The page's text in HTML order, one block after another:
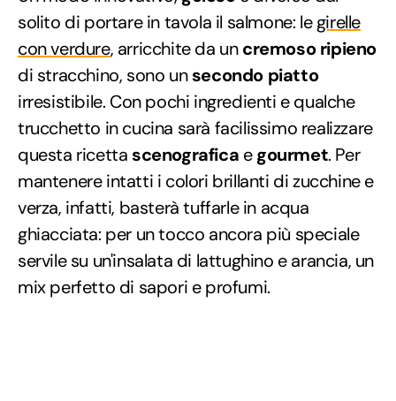
solito di portare in tavola il salmone: legirelle
con verdure, arricchite da uncremoso ripieno
di stracchino, sono unsecondo piatto
irresistibile. Con pochi ingredienti e qualche
trucchetto in cucina sarà facilissimo realizzare
questa ricetta scenografica egourmet. Per
mantenere intatti i colori brillanti di zucchine e
verza, infatti, basterà tuffarle in acqua
ghiacciata: per un tocco ancora più speciale
servile su un'insalata di lattughino e arancia, un
mix perfetto di sapori e profumi.